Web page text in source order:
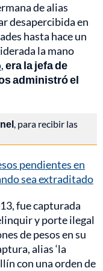
de alias
desapercibida en
hasta hace un
la mano
,era la jefa de
administró el
, para recibir las
pendientes en
sea extraditado
fue capturada
y porte ilegal
de pesos en su
alias ‘la
con una orden de